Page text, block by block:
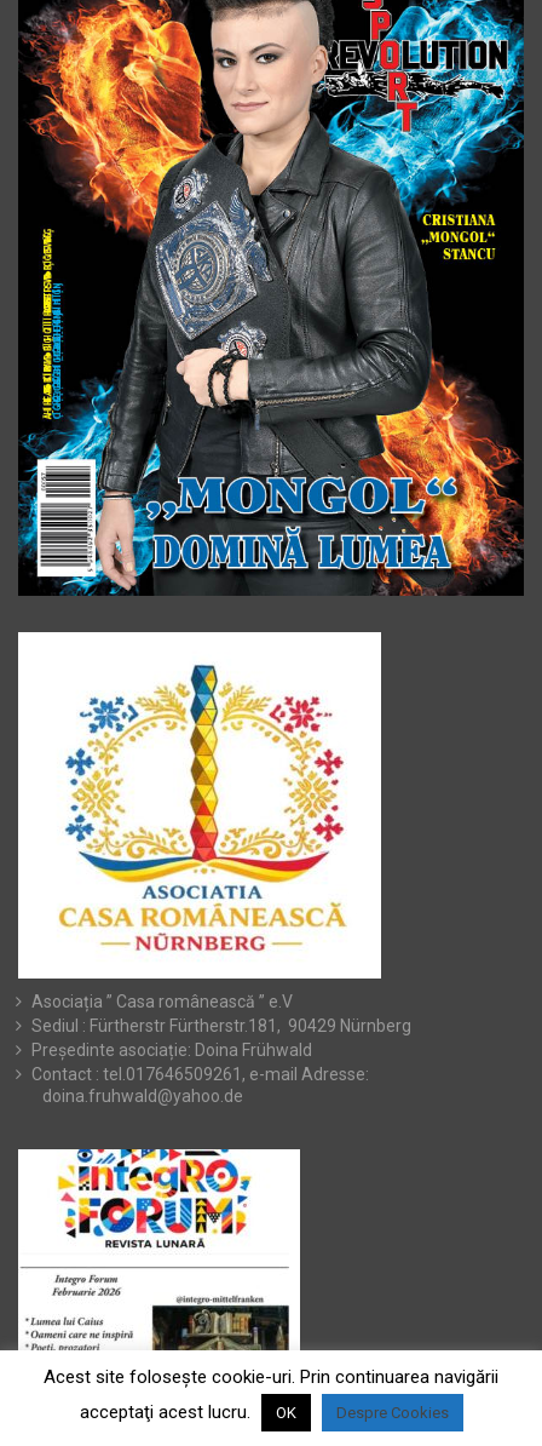
Asociația ” Casa românească ” e.V
Sediul : Fürtherstr Fürtherstr.181, 90429 Nürnberg
Președinte asociație: Doina Frühwald
Contact : tel.017646509261, e-mail Adresse:
doina.fruhwald@yahoo.de
Acest site foloseşte cookie-uri. Prin continuarea navigării
acceptaţi acest lucru.
OK Despre Cookies